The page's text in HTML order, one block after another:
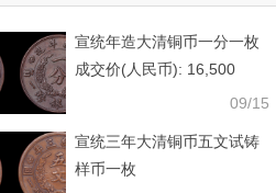
宣统年造大清铜币一分一枚
成交价(人民币): 16,500
09/15
宣统三年大清铜币五文试铸
样币一枚